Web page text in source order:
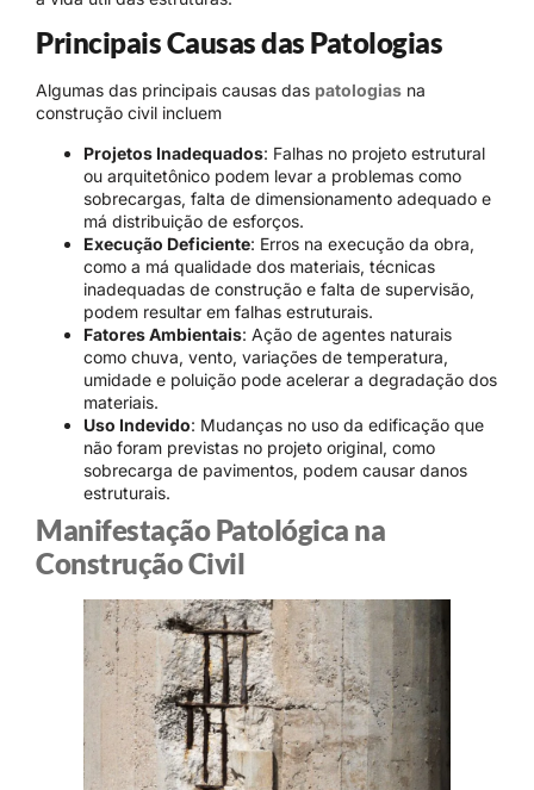
Principais Causas das Patologias
Algumas das principais causas das patologias na
construção civil incluem
Projetos Inadequados: Falhas no projeto estrutural
ou arquitetônico podem levar a problemas como
sobrecargas, falta de dimensionamento adequado e
má distribuição de esforços.
Execução Deficiente: Erros na execução da obra,
como a má qualidade dos materiais, técnicas
inadequadas de construção e falta de supervisão,
podem resultar em falhas estruturais.
Fatores Ambientais: Ação de agentes naturais
como chuva, vento, variações de temperatura,
umidade e poluição pode acelerar a degradação dos
materiais.
Uso Indevido: Mudanças no uso da edificação que
não foram previstas no projeto original, como
sobrecarga de pavimentos, podem causar danos
estruturais.
Manifestação Patológica na
Construção Civil